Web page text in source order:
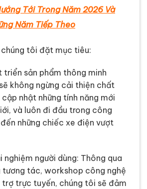
Tới Trong Năm 2026 Và
Năm Tiếp Theo
tôi đặt mục tiêu:
triển sản phẩm thông minh
không ngừng cải thiện chất
cập nhật những tính năng mới
và luôn đi đầu trong công
những chiếc xe điện vượt
nghiệm người dùng: Thông qua
tác, workshop công nghệ
trợ trực tuyến, chúng tôi sẽ đảm